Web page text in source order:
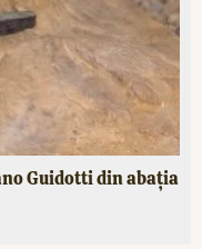
Guidotti din abația